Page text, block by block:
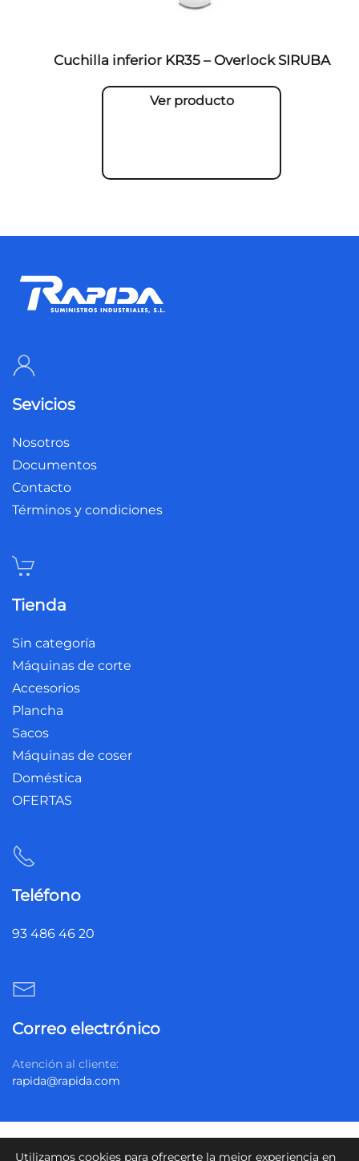
Cuchilla inferior KR35 – Overlock SIRUBA
Ver producto
Sevicios
Nosotros
Documentos
Contacto
Términos y condiciones
Tienda
Sin categoría
Máquinas de corte
Accesorios
Plancha
Sacos
Máquinas de coser
Doméstica
OFERTAS
Teléfono
93 486 46 20
Correo electrónico
Atención al cliente:
rapida@rapida.com
Utilizamos cookies para ofrecerte la mejor experiencia en